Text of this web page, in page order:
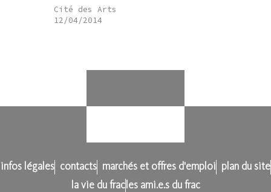
Cité des Arts
12/04/2014
infos légales contacts marchés et offres d'emploi
plan du site
la vie du frac les ami.e.s du frac